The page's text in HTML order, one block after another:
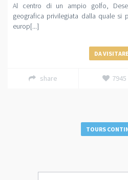
Al centro di un ampio golfo,
geografica privilegiata dalla quale si
europ[...]
DA
share 7945
TOURS